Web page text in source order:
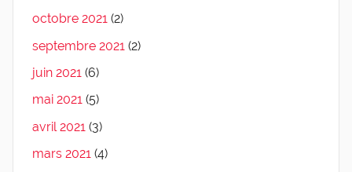
octobre 2021 (2)
septembre 2021 (2)
juin 2021 (6)
mai 2021 (5)
avril 2021 (3)
mars 2021 (4)